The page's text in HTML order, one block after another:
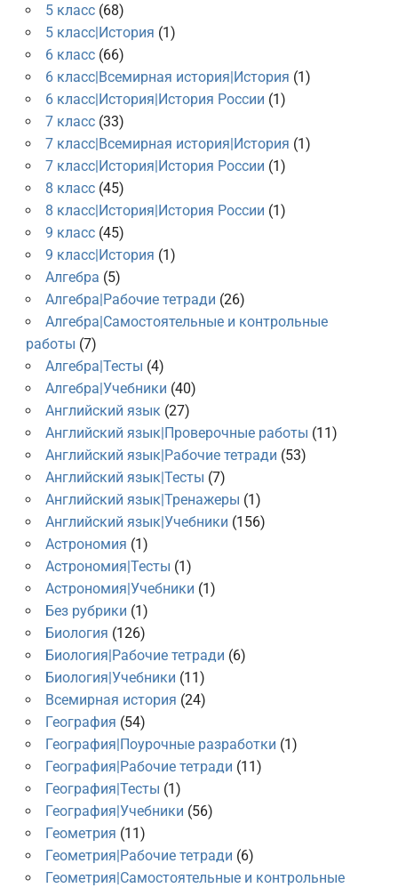
5 класс(68)
5 класс|История (1)
6 класс(66)
6 класс|Всемирная история|История (1)
6 класс|История|История России (1)
7 класс(33)
7 класс|Всемирная история|История (1)
7 класс|История|История России (1)
8 класс(45)
8 класс|История|История России (1)
9 класс(45)
9 класс|История (1)
Алгебра (5)
Алгебра|Рабочие тетради (26)
Алгебра|Самостоятельные и контрольные
работы (7)
Алгебра|Тесты (4)
Алгебра|Учебники (40)
Английский язык(27)
Английский язык|Проверочные работы (11)
Английский язык|Рабочие тетради (53)
Английский язык|Тесты (7)
Английский язык|Тренажеры (1)
Английский язык|Учебники (156)
Астрономия (1)
Астрономия|Тесты (1)
Астрономия|Учебники (1)
Без рубрики (1)
Биология (126)
Биология|Рабочие тетради (6)
Биология|Учебники (11)
Всемирная история (24)
География (54)
География|Поурочные разработки (1)
География|Рабочие тетради (11)
География|Тесты (1)
География|Учебники (56)
Геометрия (11)
Геометрия|Рабочие тетради (6)
Геометрия|Самостоятельные и контрольные